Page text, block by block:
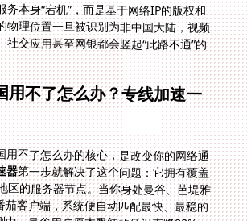
用不了怎么办？专线加速一
用不了怎么办的核心，是改变你的网络通
器第一步就解决了这个问题：它拥有覆盖
全球超过50个地区的服务器节点。当你身处曼谷、芭堤雅
或清迈，打开番茄客户端，系统便自动匹配最快、最稳的
回国专线。实测中，曼谷用户原本飘红的延迟直降80%，
微信视频通话不再担心断线。更重要的是，所有流量经过
AES-256高强度加密隧道传输，公共Wi-Fi下发送文件再